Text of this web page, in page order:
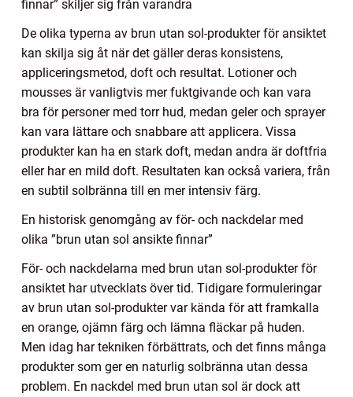
finnar” skiljer sig från varandra
De olika typerna av brun utan sol-produkter för ansiktet
kan skilja sig åt när det gäller deras konsistens,
appliceringsmetod, doft och resultat. Lotioner och
mousses är vanligtvis mer fuktgivande och kan vara
bra för personer med torr hud, medan geler och sprayer
kan vara lättare och snabbare att applicera. Vissa
produkter kan ha en stark doft, medan andra är doftfria
eller har en mild doft. Resultaten kan också variera, från
en subtil solbränna till en mer intensiv färg.
En historisk genomgång av för- och nackdelar med
olika ”brun utan sol ansikte finnar”
För- och nackdelarna med brun utan sol-produkter för
ansiktet har utvecklats över tid. Tidigare formuleringar
av brun utan sol-produkter var kända för att framkalla
en orange, ojämn färg och lämna fläckar på huden.
Men idag har tekniken förbättrats, och det finns många
produkter som ger en naturlig solbränna utan dessa
problem. En nackdel med brun utan sol är dock att